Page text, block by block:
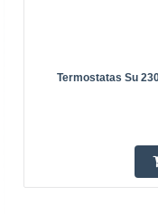
Termostatas Su